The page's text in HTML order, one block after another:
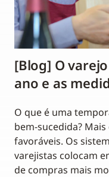
[Blog] O
ano e as
O que é uma
bem-sucedida?
favoráveis. Os
varejistas colocam
de compras mais